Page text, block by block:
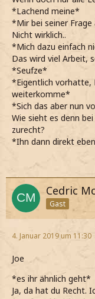
*Lachend meine*
*Mir bei seiner
Nicht wirklich..
*Mich dazu einfach
Das wird viel Arbeit,
*Seufze*
*Eigentlich vorhatte,
weiterkomme*
*Sich das aber nun
Wie sieht es denn
zurecht?
*Ihn dann direkt
Cedric
Gast
4. Januar 2019 um 11:30
Joe
*es ihr ähnlich geht*
Ja, da hat du Recht.